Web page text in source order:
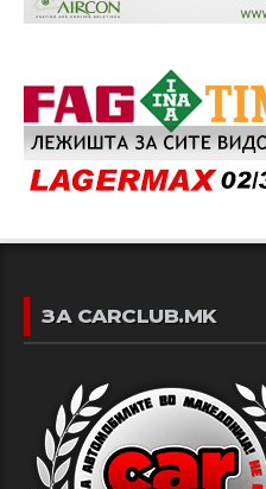
ЗА CARCLUB.MK